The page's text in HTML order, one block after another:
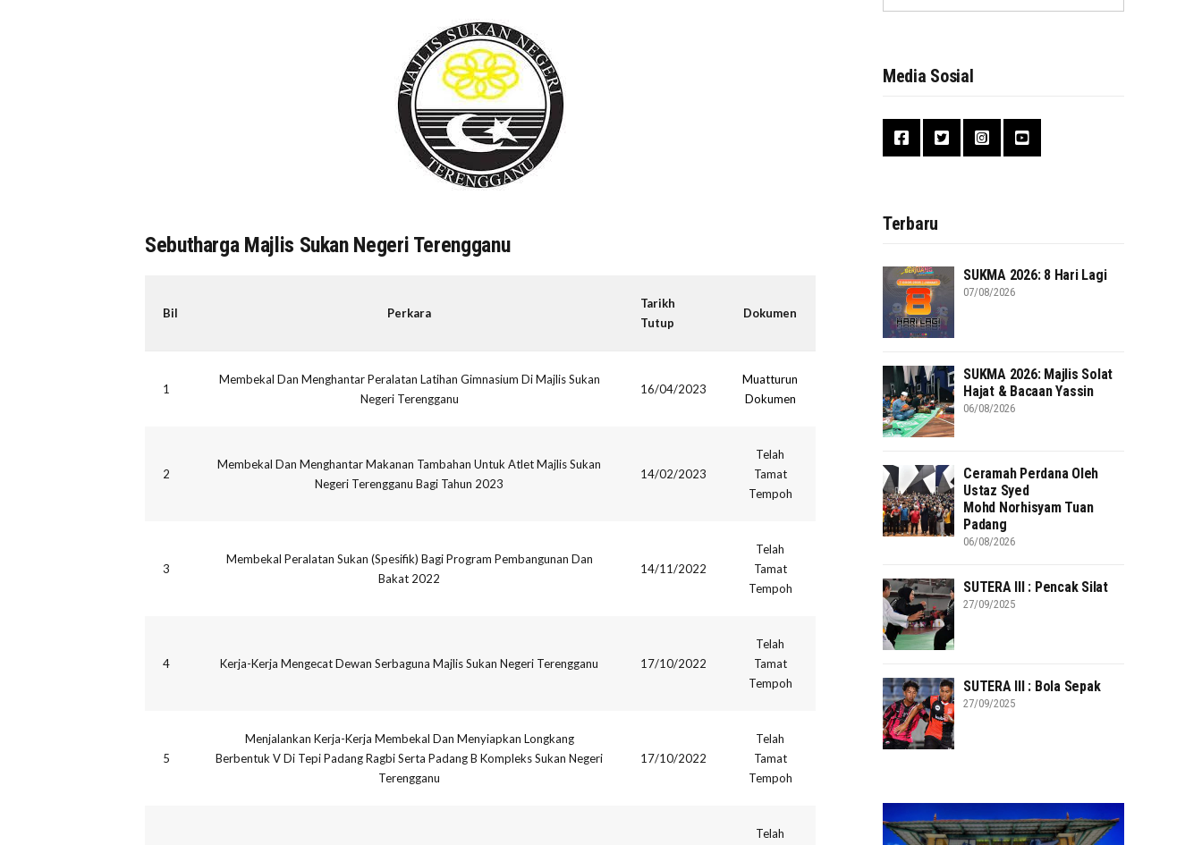
Sebutharga Majlis Sukan Negeri Terengganu
Bil Perkara
Tarikh
Tutup
Dokumen
1
Membekal Dan Menghantar Peralatan Latihan Gimnasium Di Majlis Sukan
Negeri Terengganu
16/04/2023
Muatturun
Dokumen
2
Membekal Dan Menghantar Makanan Tambahan Untuk Atlet Majlis Sukan
Negeri Terengganu Bagi Tahun 2023
14/02/2023
Telah
Tamat
Tempoh
3
Membekal Peralatan Sukan (Spesifik) Bagi Program Pembangunan Dan
Bakat 2022
14/11/2022
Telah
Tamat
Tempoh
4 Kerja-Kerja Mengecat Dewan Serbaguna Majlis Sukan Negeri Terengganu 17/10/2022
Telah
Tamat
Tempoh
5
Menjalankan Kerja-Kerja Membekal Dan Menyiapkan Longkang
Berbentuk V Di Tepi Padang Ragbi Serta Padang B Kompleks Sukan Negeri
Terengganu
17/10/2022
Telah
Tamat
Tempoh
Telah
Media Sosial
Terbaru
SUKMA 2026: 8 Hari Lagi
07/08/2026
SUKMA 2026: Majlis Solat
Hajat & Bacaan Yassin
06/08/2026
Ceramah Perdana Oleh
Ustaz Syed
Mohd Norhisyam Tuan
Padang
06/08/2026
SUTERA III : Pencak Silat
27/09/2025
SUTERA III : Bola Sepak
27/09/2025